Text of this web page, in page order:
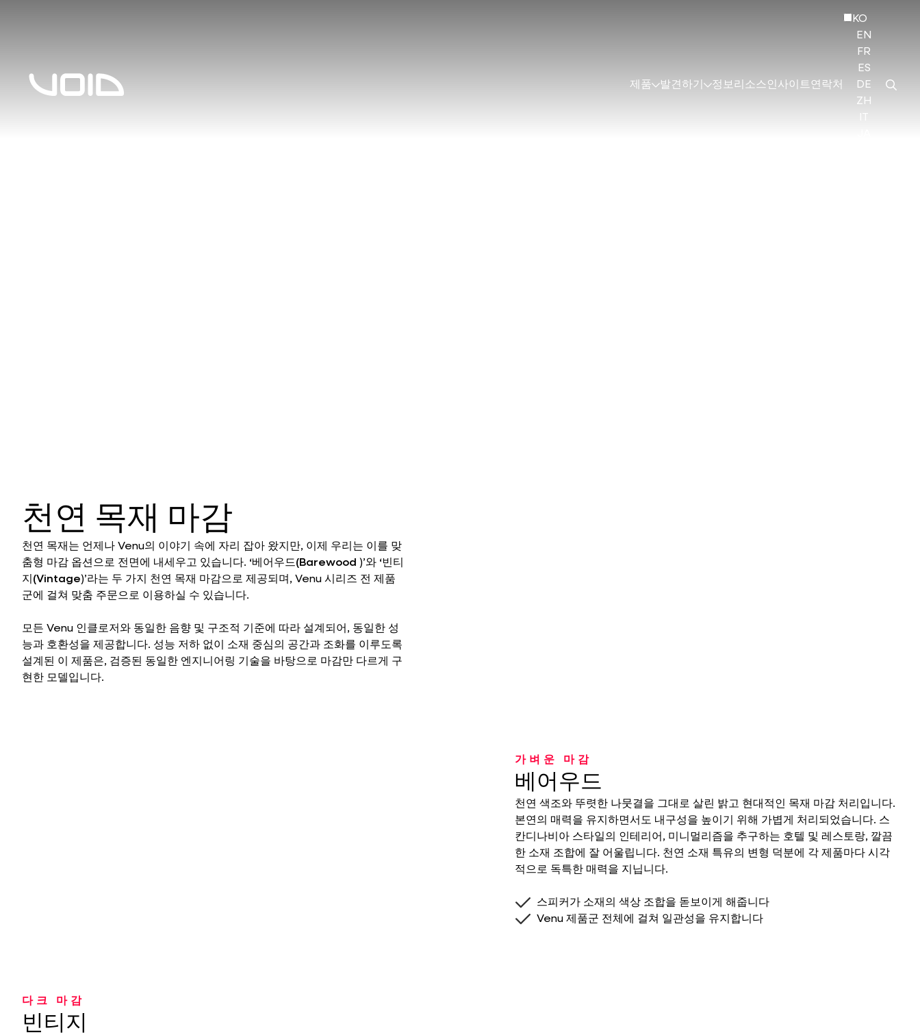
제품 발견하기 정보리소스인사이트연락처
KO
EN
FR
ES
DE
ZH
천연 목재 마감
천연 목재는 언제나 Venu의 이야기 속에 자리 잡아 왔지만, 이제 우리는 이를 맞
춤형 마감 옵션으로 전면에 내세우고 있습니다. ‘베어우드(Barewood )’와 ‘빈티
지(Vintage)’라는 두 가지 천연 목재 마감으로 제공되며, Venu 시리즈 전 제품
군에 걸쳐 맞춤 주문으로 이용하실 수 있습니다.
모든 Venu 인클로저와 동일한 음향 및 구조적 기준에 따라 설계되어, 동일한 성
능과 호환성을 제공합니다. 성능 저하 없이 소재 중심의 공간과 조화를 이루도록
설계된 이 제품은, 검증된 동일한 엔지니어링 기술을 바탕으로 마감만 다르게 구
현한 모델입니다.
가벼운 마감
베어우드
천연 색조와 뚜렷한 나뭇결을 그대로 살린 밝고 현대적인 목재 마감 처리입니다.
본연의 매력을 유지하면서도 내구성을 높이기 위해 가볍게 처리되었습니다. 스
칸디나비아 스타일의 인테리어, 미니멀리즘을 추구하는 호텔 및 레스토랑, 깔끔
한 소재 조합에 잘 어울립니다. 천연 소재 특유의 변형 덕분에 각 제품마다 시각
적으로 독특한 매력을 지닙니다.
스피커가 소재의 색상 조합을 돋보이게 해줍니다
Venu 제품군 전체에 걸쳐 일관성을 유지합니다
다크 마감
빈티지